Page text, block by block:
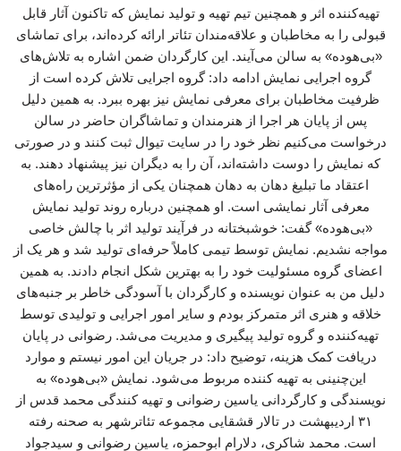
تهیه‌کننده اثر و همچنین تیم تهیه و تولید نمایش که تاکنون آثار قابل
قبولی را به مخاطبان و علاقه‌مندان تئاتر ارائه کرده‌اند، برای تماشای
«بی‌هوده» به سالن می‌آیند. این کارگردان ضمن اشاره به تلاش‌های
گروه اجرایی نمایش ادامه داد: گروه اجرایی تلاش کرده است از
ظرفیت مخاطبان برای معرفی نمایش نیز بهره ببرد. به همین دلیل
پس از پایان هر اجرا از هنرمندان و تماشاگران حاضر در سالن
درخواست می‌کنیم نظر خود را در سایت تیوال ثبت کنند و در صورتی
که نمایش را دوست داشته‌اند، آن را به دیگران نیز پیشنهاد دهند. به
اعتقاد ما تبلیغ دهان به دهان همچنان یکی از مؤثرترین راه‌های
معرفی آثار نمایشی است. او همچنین درباره روند تولید نمایش
«بی‌هوده» گفت: خوشبختانه در فرآیند تولید اثر با چالش خاصی
مواجه نشدیم. نمایش توسط تیمی کاملاً حرفه‌ای تولید شد و هر یک از
اعضای گروه مسئولیت خود را به بهترین شکل انجام دادند. به همین
دلیل من به عنوان نویسنده و کارگردان با آسودگی خاطر بر جنبه‌های
خلاقه و هنری اثر متمرکز بودم و سایر امور اجرایی و تولیدی توسط
تهیه‌کننده و گروه تولید پیگیری و مدیریت می‌شد. رضوانی در پایان
دریافت کمک هزینه، توضیح داد: در جریان این امور نیستم و موارد
این‌چنینی به تهیه کننده مربوط می‌شود. نمایش «بی‌هوده» به
نویسندگی و کارگردانی یاسین رضوانی و تهیه کنندگی محمد قدس از
۳۱ اردیبهشت در تالار قشقایی مجموعه تئاترشهر به صحنه رفته
است. محمد ‌شاکری، دلارام ‌ابوحمزه، یاسین ‌رضوانی و سیدجواد